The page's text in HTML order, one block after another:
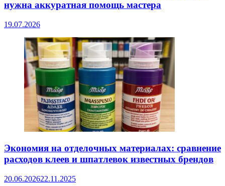
нужна аккуратная помощь мастера
19.07.2026
Экономия на отделочных материалах: сравнение
расходов клеев и шпатлевок известных брендов
20.06.202622.11.2025